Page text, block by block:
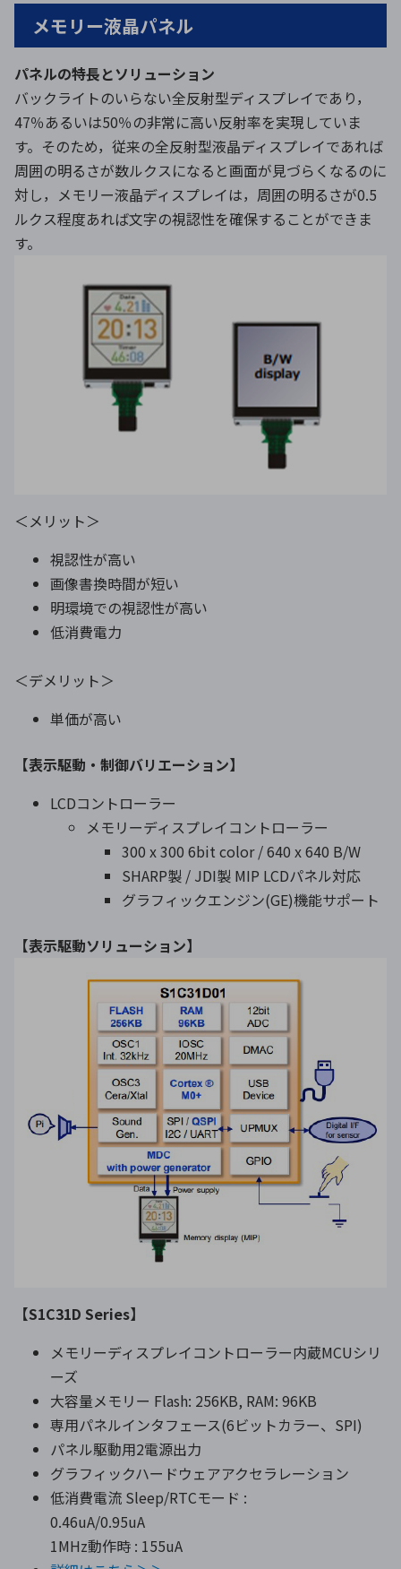
メモリー液晶パネル
パネルの特長とソリューション
バックライトのいらない全反射型ディスプレイであり，
47％あるいは50％の非常に高い反射率を実現していま
す。そのため，従来の全反射型液晶ディスプレイであれば
周囲の明るさが数ルクスになると画面が見づらくなるのに
対し，メモリー液晶ディスプレイは，周囲の明るさが0.5
ルクス程度あれば文字の視認性を確保することができま
す。
＜メリット＞
視認性が高い
画像書換時間が短い
明環境での視認性が高い
低消費電力
＜デメリット＞
単価が高い
【表示駆動・制御バリエーション】
LCDコントローラー
メモリーディスプレイコントローラー
300 x 300 6bit color / 640 x 640 B/W
SHARP製 / JDI製 MIP LCDパネル対応
グラフィックエンジン(GE)機能サポート
【表示駆動ソリューション】
【S1C31D Series】
メモリーディスプレイコントローラー内蔵MCUシリ
ーズ
大容量メモリー Flash: 256KB, RAM: 96KB
専用パネルインタフェース(6ビットカラー、SPI)
パネル駆動用2電源出力
グラフィックハードウェアアクセラレーション
低消費電流 Sleep/RTCモード :
0.46uA/0.95uA
1MHz動作時 : 155uA